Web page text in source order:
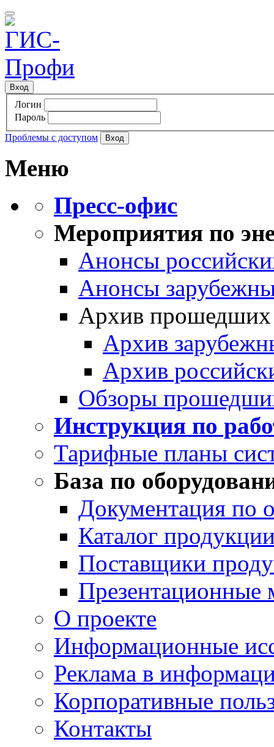
Вход
Логин
Пароль
Проблемы с доступом
Меню
Пресс-офис
Мероприятия по
Анонсы
Анонсы
Архив прошедших
Архив
Архив
Обзоры
Инструкция по
Тарифные планы
База по
Документация по
Каталог
Поставщики
Презентационные
О проекте
Информационные
Реклама в
Корпоративные
Контакты